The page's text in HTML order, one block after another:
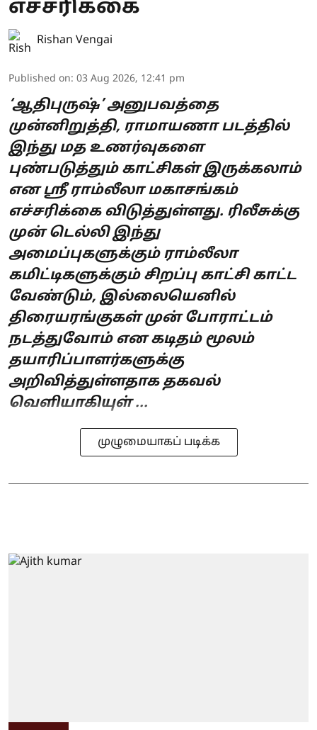
எச்சரிக்கை
Rishan Vengai
Published on: 03 Aug 2026, 12:41 pm
‘ஆதிபுருஷ்’ அனுபவத்தை
முன்னிறுத்தி, ராமாயணா படத்தில்
இந்து மத உணர்வுகளை
புண்படுத்தும் காட்சிகள் இருக்கலாம்
என ஸ்ரீ ராம்லீலா மகாசங்கம்
எச்சரிக்கை விடுத்துள்ளது. ரிலீசுக்கு
முன் டெல்லி இந்து
அமைப்புகளுக்கும் ராம்லீலா
கமிட்டிகளுக்கும் சிறப்பு காட்சி காட்ட
வேண்டும், இல்லையெனில்
திரையரங்குகள் முன் போராட்டம்
நடத்துவோம் என கடிதம் மூலம்
தயாரிப்பாளர்களுக்கு
அறிவித்துள்ளதாக தகவல்
வெளியாகியுள் ...
முழுமையாகப் படிக்க